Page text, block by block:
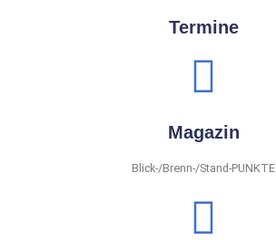
Termine
Magazin
Blick-/Brenn-/Stand-PUNKTE